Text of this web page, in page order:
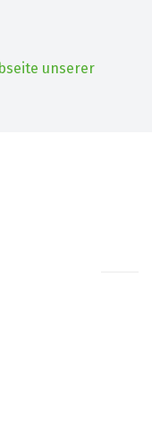
unserer